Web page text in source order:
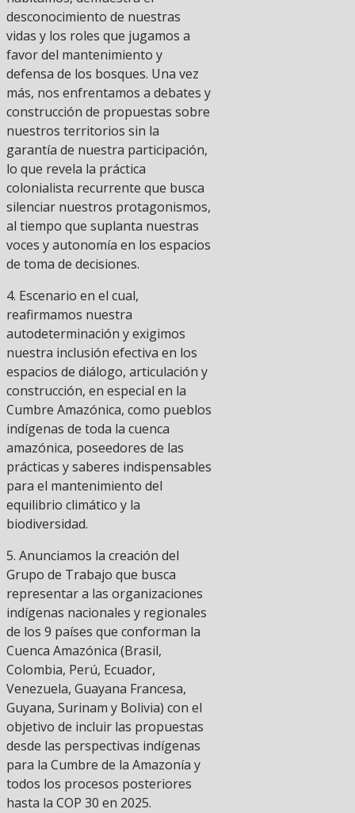
desconocimiento de nuestras
vidas y los roles que jugamos a
favor del mantenimiento y
defensa de los bosques. Una vez
más, nos enfrentamos a debates y
construcción de propuestas sobre
nuestros territorios sin la
garantía de nuestra participación,
lo que revela la práctica
colonialista recurrente que busca
silenciar nuestros protagonismos,
al tiempo que suplanta nuestras
voces y autonomía en los espacios
de toma de decisiones.
4. Escenario en el cual,
reafirmamos nuestra
autodeterminación y exigimos
nuestra inclusión efectiva en los
espacios de diálogo, articulación y
construcción, en especial en la
Cumbre Amazónica, como pueblos
indígenas de toda la cuenca
amazónica, poseedores de las
prácticas y saberes indispensables
para el mantenimiento del
equilibrio climático y la
biodiversidad.
5. Anunciamos la creación del
Grupo de Trabajo que busca
representar a las organizaciones
indígenas nacionales y regionales
de los 9 países que conforman la
Cuenca Amazónica (Brasil,
Colombia, Perú, Ecuador,
Venezuela, Guayana Francesa,
Guyana, Surinam y Bolivia) con el
objetivo de incluir las propuestas
desde las perspectivas indígenas
para la Cumbre de la Amazonía y
todos los procesos posteriores
hasta la COP 30 en 2025.